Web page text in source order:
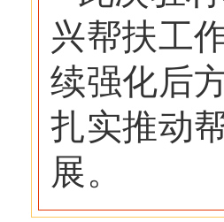
兴帮扶工
续强化后
扎实推动
展。